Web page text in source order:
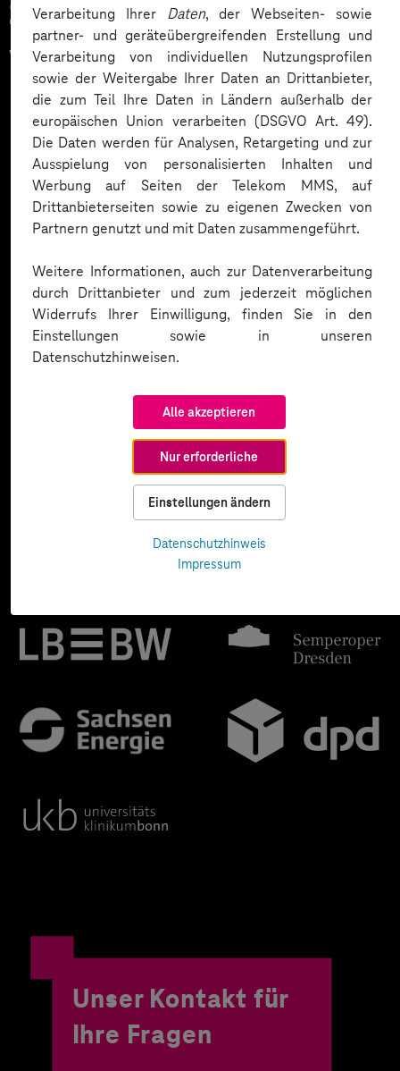
Verarbeitung Ihrer Daten, der Webseiten- sowie
partner- und geräteübergreifenden Erstellung und
Verarbeitung von individuellen Nutzungsprofilen
sowie der Weitergabe Ihrer Daten an Drittanbieter,
die zum Teil Ihre Daten in Ländern außerhalb der
europäischen Union verarbeiten (DSGVO Art. 49).
Die Daten werden für Analysen, Retargeting und zur
Ausspielung von personalisierten Inhalten und
Werbung auf Seiten der Telekom MMS, auf
Drittanbieterseiten sowie zu eigenen Zwecken von
Partnern genutzt und mit Daten zusammengeführt.
Weitere Informationen, auch zur Datenverarbeitung
durch Drittanbieter und zum jederzeit möglichen
Widerrufs Ihrer Einwilligung, finden Sie in den
Einstellungen sowie in unseren
Datenschutzhinweisen.
Alle akzeptieren
Nur erforderliche
Einstellungen ändern
Datenschutzhinweis
Impressum
Zahlreiche Unternehmen
vertrauen auf unsere
Expertise. Hier eine Auswahl:
Unser Kontakt für
Ihre Fragen